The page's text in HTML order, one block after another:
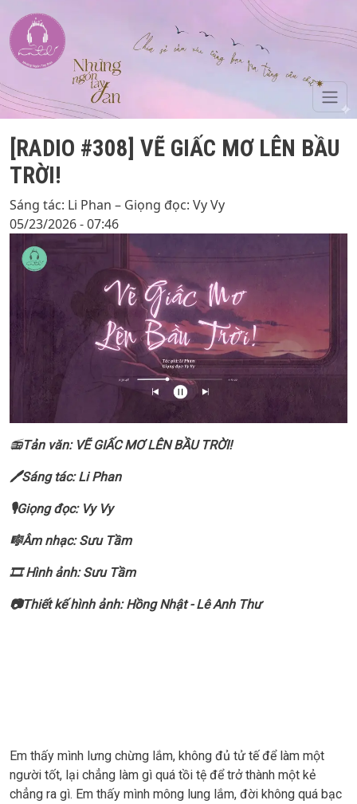
Skip to main content
[RADIO #308] VẼ GIẤC MƠ LÊN BẦU
TRỜI!
Sáng tác: Li Phan – Giọng đọc: Vy Vy
05/23/2026 - 07:46
📻Tản văn: VẼ GIẤC MƠ LÊN BẦU TRỜI!
🖊Sáng tác: Li Phan
🎙Giọng đọc: Vy Vy
🎼Âm nhạc: Sưu Tầm
🎞️ Hình ảnh: Sưu Tầm
📷Thiết kế hình ảnh: Hồng Nhật - Lê Anh Thư
Em thấy mình lưng chừng lắm, không đủ tử tế để làm một
người tốt, lại chẳng làm gì quá tồi tệ để trở thành một kẻ
chẳng ra gì. Em thấy mình mông lung lắm, đời không quá bạc